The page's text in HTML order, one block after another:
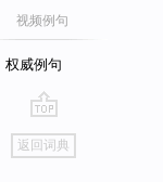
视频例句
权威例句
go
top
返回词典